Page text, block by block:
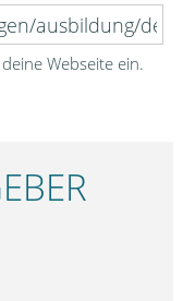
Webseite ein.